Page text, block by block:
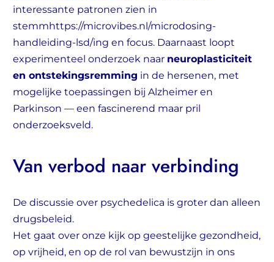
interessante patronen zien in
stemmhttps://microvibes.nl/microdosing-
handleiding-lsd/ing en focus. Daarnaast loopt
experimenteel onderzoek naar neuroplasticiteit
en ontstekingsremming in de hersenen, met
mogelijke toepassingen bij Alzheimer en
Parkinson — een fascinerend maar pril
onderzoeksveld.
Van verbod naar verbinding
De discussie over psychedelica is groter dan alleen
drugsbeleid.
Het gaat over onze kijk op geestelijke gezondheid,
op vrijheid, en op de rol van bewustzijn in ons